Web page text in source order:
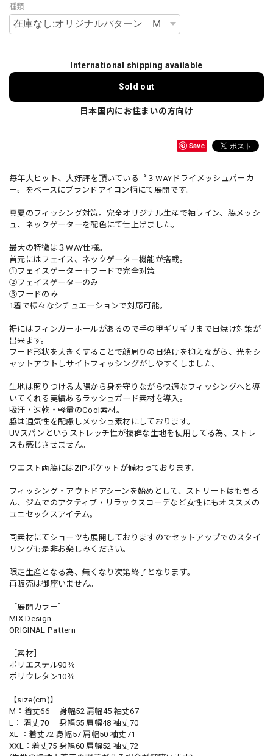
種類
International shipping available
Sold out
日本国内にお住まいの方向け
Save
毎年大ヒット、大好評を頂いている〝３WAYドライメッシュパーカ
ー〟をベースにブランドアイコン柄にて展開です。
真夏のフィッシング対策。完全オリジナル生産で袖ライン、脇メッシ
ュ、ネックゲーターを配色にて仕上げました。
最大の特徴は３WAY仕様。
首元にはフェイス、ネックゲーター機能が搭載。
①フェイスゲーター＋フードで完全対策
②フェイスゲーターのみ
③フードのみ
1着で様々なシチュエーションで対応可能。
裾にはフィンガーホールがあるので手の甲ギリギリまで日焼け対策が
出来ます。
フード形状を大きくすることで顔周りの日焼けを抑えながら、光をシ
ャットアウトしサイトフィッシングがしやすくしました。
生地は照りつける太陽から身を守りながら快適なフィッシングへと導
いてくれる実績あるラッシュガード素材を導入。
吸汗・速乾・軽量のCool素材。
脇は通気性を配慮しメッシュ素材にしております。
UVスパンというストレッチ性が抜群な生地を使用してる為、ストレ
スも感じさせません。
ウエスト両脇にはZIPポケットが備わっております。
フィッシング・アウトドアシーンを始めとして、ストリートはもちろ
ん、ジムでのアクティブ・リラックスコーデなど女性にもオススメの
ユニセックスアイテム。
同素材にてショーツも展開しておりますのでセットアップでのスタイ
リングも是非お楽しみください。
限定生産となる為、無くなり次第終了となります。
再販売は御座いません。
［展開カラー］
MIX Design
ORIGINAL Pattern
［素材］
ポリエステル90％
ポリウレタン10％
【size(cm)】
M：着丈66 身幅52 肩幅45 袖丈67
L： 着丈70 身幅55 肩幅48 袖丈70
XL ：着丈72 身幅57 肩幅50 袖丈71
XXL：着丈75 身幅60 肩幅52 袖丈72